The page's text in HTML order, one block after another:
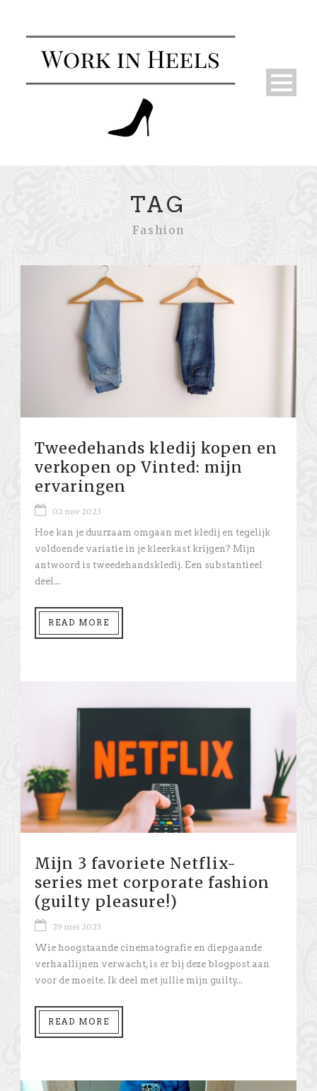
TAG
Fashion
Tweedehands kledij kopen en
verkopen op Vinted: mijn
ervaringen
02 nov 2023
Hoe kan je duurzaam omgaan met kledij en tegelijk
voldoende variatie in je kleerkast krijgen? Mijn
antwoord is tweedehandskledij. Een substantieel
deel...
READ MORE
Mijn 3 favoriete Netflix-
series met corporate fashion
(guilty pleasure!)
29 mei 2023
Wie hoogstaande cinematografie en diepgaande
verhaallijnen verwacht, is er bij deze blogpost aan
voor de moeite. Ik deel met jullie mijn guilty...
READ MORE